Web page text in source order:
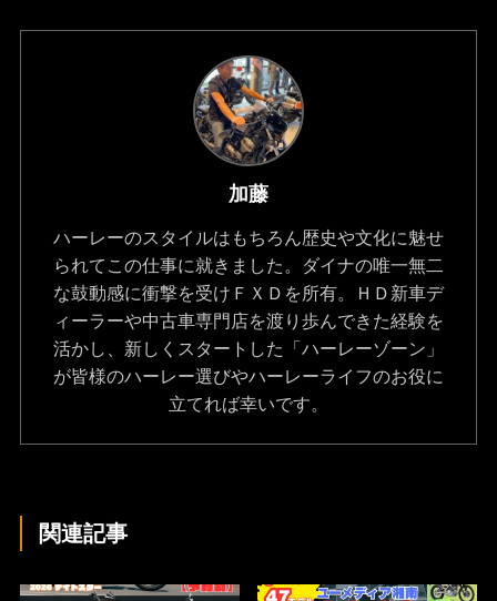
加藤
ハーレーのスタイルはもちろん歴史や文化に魅せ
られてこの仕事に就きました。ダイナの唯一無二
な鼓動感に衝撃を受けＦＸＤを所有。ＨＤ新車デ
ィーラーや中古車専門店を渡り歩んできた経験を
活かし、新しくスタートした「ハーレーゾーン」
が皆様のハーレー選びやハーレーライフのお役に
立てれば幸いです。
関連記事